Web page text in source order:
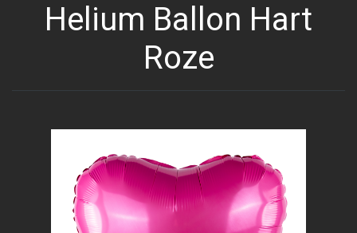
Helium Ballon Hart
Roze